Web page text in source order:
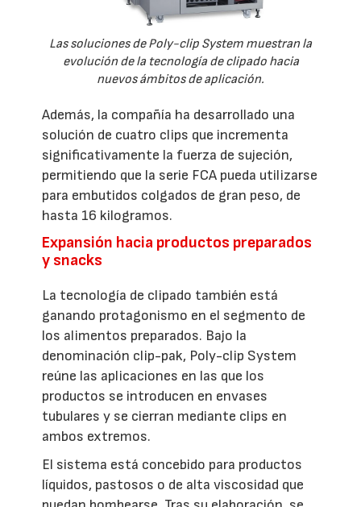
Las soluciones de Poly-clip System muestran la
evolución de la tecnología de clipado hacia
nuevos ámbitos de aplicación.
Además, la compañía ha desarrollado una
solución de cuatro clips que incrementa
significativamente la fuerza de sujeción,
permitiendo que la serie FCA pueda utilizarse
para embutidos colgados de gran peso, de
hasta 16 kilogramos.
Expansión hacia productos preparados
y snacks
La tecnología de clipado también está
ganando protagonismo en el segmento de
los alimentos preparados. Bajo la
denominación clip-pak, Poly-clip System
reúne las aplicaciones en las que los
productos se introducen en envases
tubulares y se cierran mediante clips en
ambos extremos.
El sistema está concebido para productos
líquidos, pastosos o de alta viscosidad que